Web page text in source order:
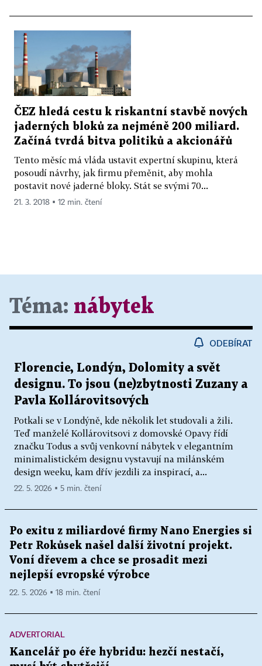
ČEZ hledá cestu k riskantní stavbě nových
jaderných bloků za nejméně 200 miliard.
Začíná tvrdá bitva politiků a akcionářů
Tento měsíc má vláda ustavit expertní skupinu, která
posoudí návrhy, jak firmu přeměnit, aby mohla
postavit nové jaderné bloky. Stát se svými 70...
21. 3. 2018 ▪ 12 min. čtení
Téma: nábytek
ODEBÍRAT
Florencie, Londýn, Dolomity a svět
designu. To jsou (ne)zbytnosti Zuzany a
Pavla Kollárovitsových
Potkali se v Londýně, kde několik let studovali a žili.
Teď manželé Kollárovitsovi z domovské Opavy řídí
značku Todus a svůj venkovní nábytek v elegantním
minimalistickém designu vystavují na milánském
design weeku, kam dřív jezdili za inspirací, a...
22. 5. 2026 ▪ 5 min. čtení
Po exitu z miliardové firmy Nano Energies si
Petr Rokůsek našel další životní projekt.
Voní dřevem a chce se prosadit mezi
nejlepší evropské výrobce
22. 5. 2026 ▪ 18 min. čtení
ADVERTORIAL
Kancelář po éře hybridu: hezčí nestačí,